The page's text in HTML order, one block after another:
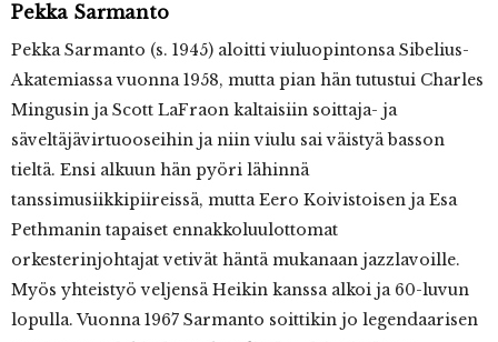
Pekka Sarmanto
Pekka Sarmanto (s. 1945) aloitti viuluopintonsa Sibelius-
Akatemiassa vuonna 1958, mutta pian hän tutustui Charles
Mingusin ja Scott LaFraon kaltaisiin soittaja- ja
säveltäjävirtuooseihin ja niin viulu sai väistyä basson
tieltä. Ensi alkuun hän pyöri lähinnä
tanssimusiikkipiireissä, mutta Eero Koivistoisen ja Esa
Pethmanin tapaiset ennakkoluulottomat
orkesterinjohtajat vetivät häntä mukanaan jazzlavoille.
Myös yhteistyö veljensä Heikin kanssa alkoi ja 60-luvun
lopulla. Vuonna 1967 Sarmanto soittikin jo legendaarisen